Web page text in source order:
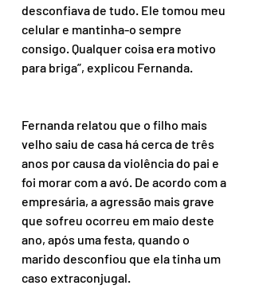
desconfiava de tudo. Ele tomou meu
celular e mantinha-o sempre
consigo. Qualquer coisa era motivo
para briga”, explicou Fernanda.
Fernanda relatou que o filho mais
velho saiu de casa há cerca de três
anos por causa da violência do pai e
foi morar com a avó. De acordo com a
empresária, a agressão mais grave
que sofreu ocorreu em maio deste
ano, após uma festa, quando o
marido desconfiou que ela tinha um
caso extraconjugal.